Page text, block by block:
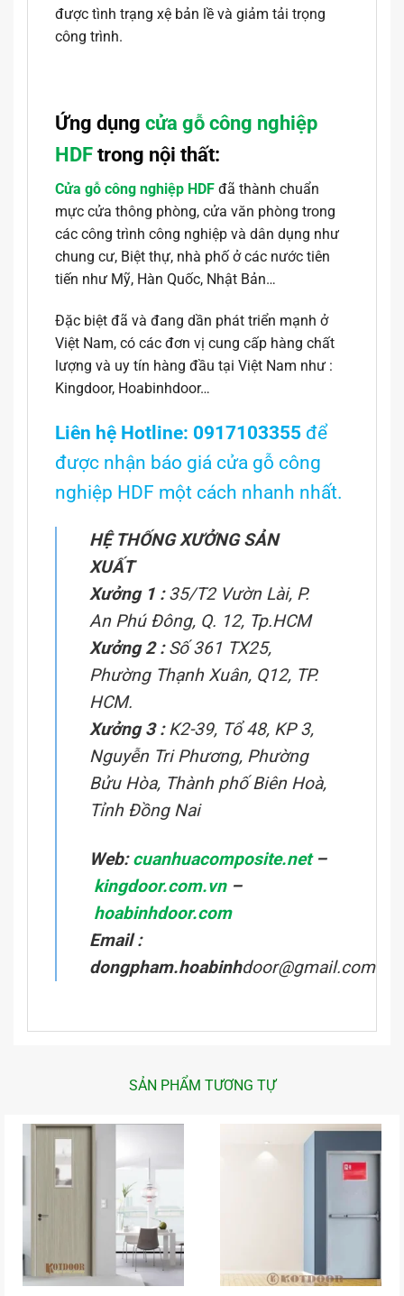
được tình trạng xệ bản lề và giảm tải trọng
công trình.
Ứng dụng cửa gỗ công nghiệp
HDFtrong nội thất:
Cửa gỗ công nghiệp HDF đã thành chuẩn
mực cửa thông phòng, cửa văn phòng trong
các công trình công nghiệp và dân dụng như
chung cư, Biệt thự, nhà phố ở các nước tiên
tiến như Mỹ, Hàn Quốc, Nhật Bản…
Đặc biệt đã và đang dần phát triển mạnh ở
Việt Nam, có các đơn vị cung cấp hàng chất
lượng và uy tín hàng đầu tại Việt Nam như :
Kingdoor, Hoabinhdoor…
Liên hệ Hotline: 0917103355 để
được nhận báo giá cửa gỗ công
nghiệp HDF một cách nhanh nhất.
HỆ THỐNG XƯỞNG SẢN
XUẤT
Xưởng 1 :35/T2 Vườn Lài, P.
An Phú Đông, Q. 12, Tp.HCM
Xưởng 2 :Số 361 TX25,
Phường Thạnh Xuân, Q12, TP.
HCM.
Xưởng 3 :K2-39, Tổ 48, KP 3,
Nguyễn Tri Phương, Phường
Bửu Hòa, Thành phố Biên Hoà,
Tỉnh Đồng Nai
Web:cuanhuacomposite.net–
kingdoor.com.vn–
hoabinhdoor.com
Email :
dongpham.hoabinhdoor@gmail.com
SẢN PHẨM TƯƠNG TỰ